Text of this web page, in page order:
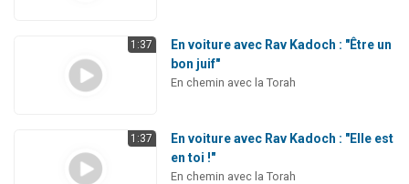
1:37
En voiture avec Rav Kadoch : "Être un
bon juif"
En chemin avec la Torah
1:37
En voiture avec Rav Kadoch : "Elle est
en toi !"
En chemin avec la Torah